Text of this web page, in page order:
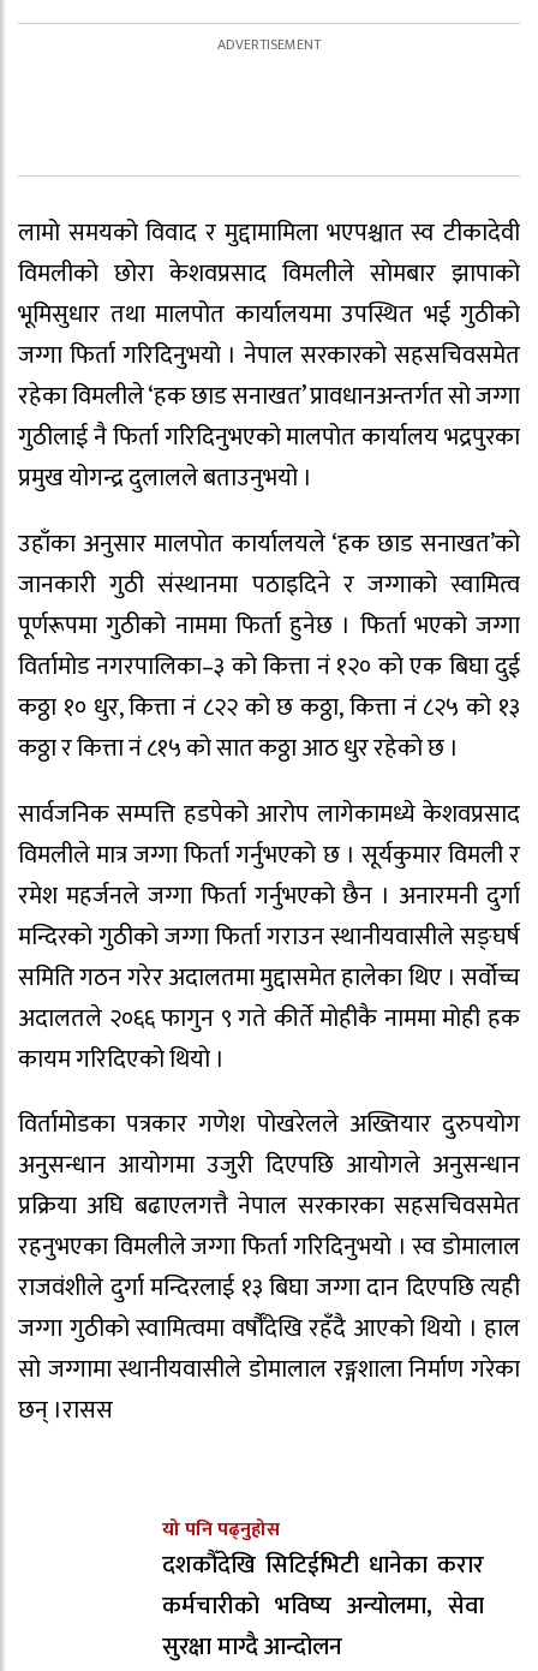
लामो समयको विवाद र मुद्दामामिला भएपश्चात स्व टीकादेवी
विमलीको छोरा केशवप्रसाद विमलीले सोमबार झापाको
भूमिसुधार तथा मालपोत कार्यालयमा उपस्थित भई गुठीको
जग्गा फिर्ता गरिदिनुभयो । नेपाल सरकारको सहसचिवसमेत
रहेका विमलीले ‘हक छाड सनाखत’ प्रावधानअन्तर्गत सो जग्गा
गुठीलाई नै फिर्ता गरिदिनुभएको मालपोत कार्यालय भद्रपुरका
प्रमुख योगन्द्र दुलालले बताउनुभयो ।
उहाँका अनुसार मालपोत कार्यालयले ‘हक छाड सनाखत’को
जानकारी गुठी संस्थानमा पठाइदिने र जग्गाको स्वामित्व
पूर्णरूपमा गुठीको नाममा फिर्ता हुनेछ । फिर्ता भएको जग्गा
विर्तामोड नगरपालिका–३ को कित्ता नं १२० को एक बिघा दुई
कठ्ठा १० धुर, कित्ता नं ८२२ को छ कठ्ठा, कित्ता नं ८२५ को १३
कठ्ठा र कित्ता नं ८१५ को सात कठ्ठा आठ धुर रहेको छ ।
सार्वजनिक सम्पत्ति हडपेको आरोप लागेकामध्ये केशवप्रसाद
विमलीले मात्र जग्गा फिर्ता गर्नुभएको छ । सूर्यकुमार विमली र
रमेश महर्जनले जग्गा फिर्ता गर्नुभएको छैन । अनारमनी दुर्गा
मन्दिरको गुठीको जग्गा फिर्ता गराउन स्थानीयवासीले सङ्घर्ष
समिति गठन गरेर अदालतमा मुद्दासमेत हालेका थिए । सर्वोच्च
अदालतले २०६६ फागुन ९ गते कीर्ते मोहीकै नाममा मोही हक
कायम गरिदिएको थियो ।
विर्तामोडका पत्रकार गणेश पोखरेलले अख्तियार दुरुपयोग
अनुसन्धान आयोगमा उजुरी दिएपछि आयोगले अनुसन्धान
प्रक्रिया अघि बढाएलगत्तै नेपाल सरकारका सहसचिवसमेत
रहनुभएका विमलीले जग्गा फिर्ता गरिदिनुभयो । स्व डोमालाल
राजवंशीले दुर्गा मन्दिरलाई १३ बिघा जग्गा दान दिएपछि त्यही
जग्गा गुठीको स्वामित्वमा वर्षौँदेखि रहँदै आएको थियो । हाल
सो जग्गामा स्थानीयवासीले डोमालाल रङ्गशाला निर्माण गरेका
छन् ।रासस
यो पनि पढ्नुहोस
दशकौँदेखि सिटिईभिटी धानेका करार
कर्मचारीको भविष्य अन्योलमा, सेवा
सुरक्षा माग्दै आन्दोलन